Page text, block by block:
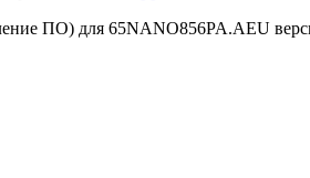
ПО) для 65NANO856PA.AEU